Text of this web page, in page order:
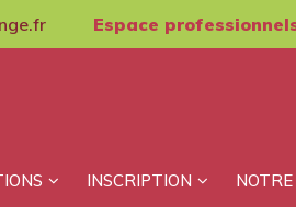
Espace
INSCRIPTION